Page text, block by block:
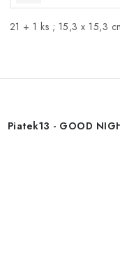
21 + 1 ks ; 15,3 x 15,3
Piatek13 - GOOD